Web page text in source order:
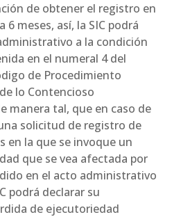
de obtener el registro en
6 meses, así, la SIC podrá
a la condición
en el numeral 4 del
de Procedimiento
lo Contencioso
manera tal, que en caso de
solicitud de registro de
en la que se invoque un
que se vea afectada por
en el acto administrativo
podrá declarar su
de ejecutoriedad